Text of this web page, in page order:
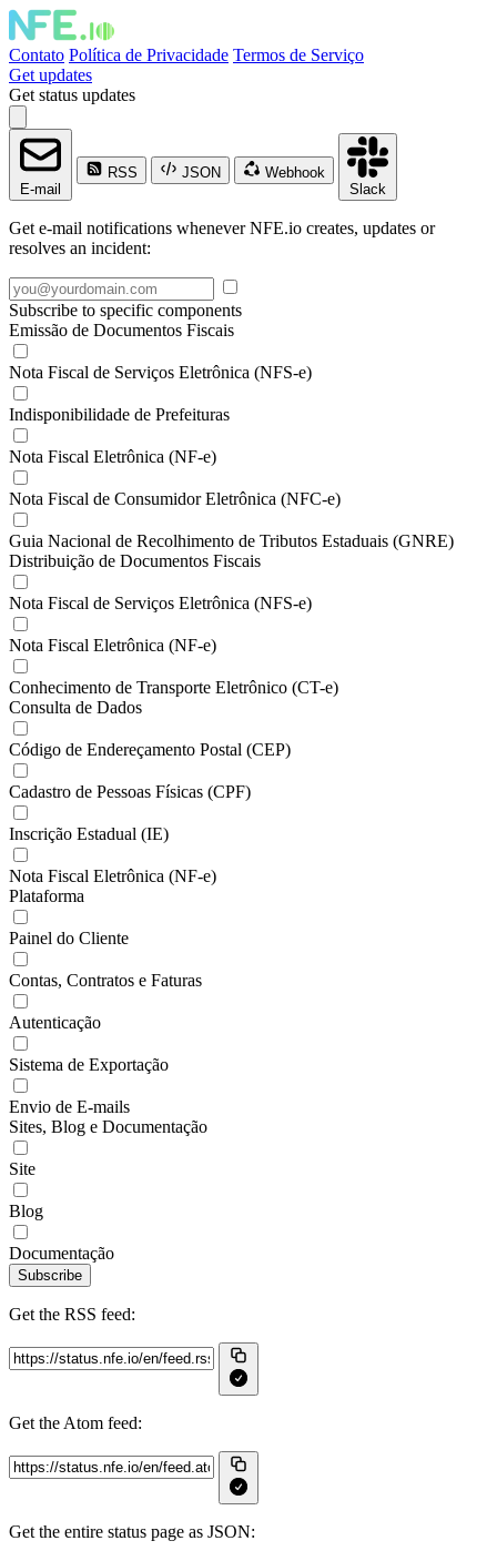
Contato Política de Privacidade Termos de Serviço
Get updates
Get status updates
E-mail
RSS JSON
Webhook
Slack
Get e-mail notifications whenever NFE.io creates, updates or
resolves an incident:
Subscribe to specific components
Emissão de Documentos Fiscais
Nota Fiscal de Serviços Eletrônica (NFS-e)
Indisponibilidade de Prefeituras
Nota Fiscal Eletrônica (NF-e)
Nota Fiscal de Consumidor Eletrônica (NFC-e)
Guia Nacional de Recolhimento de Tributos Estaduais (GNRE)
Distribuição de Documentos Fiscais
Nota Fiscal de Serviços Eletrônica (NFS-e)
Nota Fiscal Eletrônica (NF-e)
Conhecimento de Transporte Eletrônico (CT-e)
Consulta de Dados
Código de Endereçamento Postal (CEP)
Cadastro de Pessoas Físicas (CPF)
Inscrição Estadual (IE)
Nota Fiscal Eletrônica (NF-e)
Plataforma
Painel do Cliente
Contas, Contratos e Faturas
Autenticação
Sistema de Exportação
Envio de E-mails
Sites, Blog e Documentação
Site
Blog
Documentação
Subscribe
Get the RSS feed:
Get the Atom feed:
Get the entire status page as JSON: